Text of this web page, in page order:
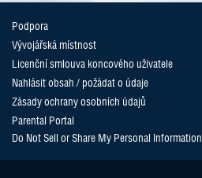
Podpora
Vývojářská místnost
Licenční smlouva koncového uživatele
Nahlásit obsah / požádat o údaje
Zásady ochrany osobních údajů
Parental Portal
Do Not Sell or Share My Personal Information